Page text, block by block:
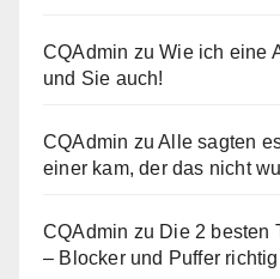
CQAdmin zuWie ich eine
und Sie auch!
CQAdmin zuAlle sagten
einer kam, der das nicht
CQAdmin zu Die 2 besten
– Blocker und Puffer